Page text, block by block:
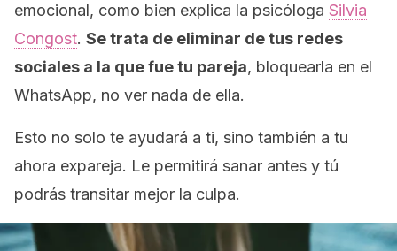
emocional, como bien explica la psicóloga Silvia
Congost. Se trata de eliminar de tus redes
sociales a la que fue tu pareja, bloquearla en el
WhatsApp, no ver nada de ella.
Esto no solo te ayudará a ti, sino también a tu
ahora expareja. Le permitirá sanar antes y tú
podrás transitar mejor la culpa.